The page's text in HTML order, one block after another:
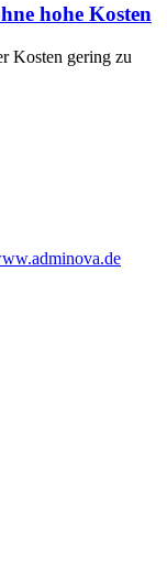
hohe Kosten
Kosten gering zu